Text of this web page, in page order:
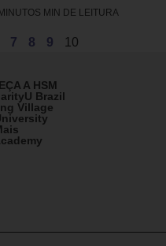
MIN DE LEITURA
7 8 9 10
A HSM
Brazil
Village